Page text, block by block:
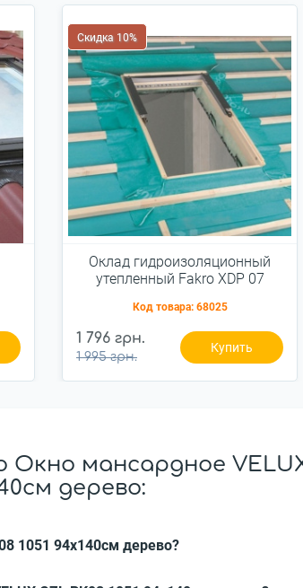
Скидка 10%
Оклад гидроизоляционный
утепленный Fakro XDP 07
Код товара: 68025
1 796 грн.
1 995 грн.
Купить
мансардное VELUX
дерево:
1051 94x140см дерево?